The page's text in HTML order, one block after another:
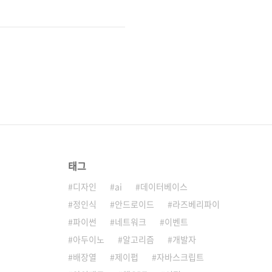
태그
디자인 ai
데이터베이스
정인식
안드로이드
라즈베리파이
파이썬
네트워크
이벤트
아두이노
알고리즘
개발자
배장열
제이펍
자바스크립트